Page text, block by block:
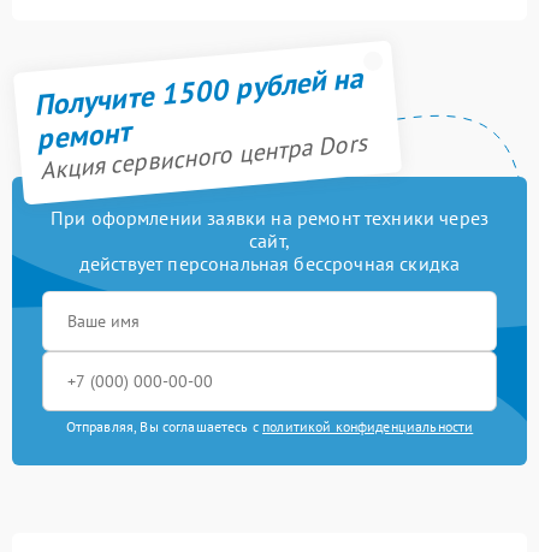
Получите 1500 рублей на
ремонт
Акция сервисного центра Dors
При оформлении заявки на ремонт техники через
сайт,
действует персональная бессрочная скидка
Отправляя, Вы соглашаетесь с политикой конфиденциальности